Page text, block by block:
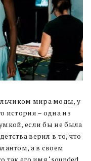
мира моды, у
история – одна из
если бы не была
верил в то, что
а в своем